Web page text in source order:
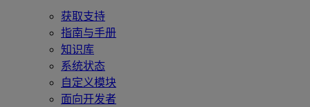
获取支持
指南与手册
知识库
系统状态
自定义模块
面向开发者